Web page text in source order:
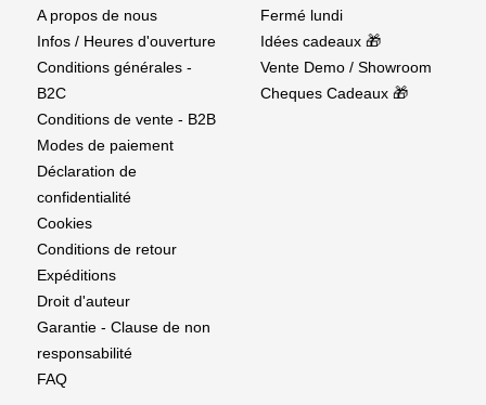
A propos de nous
Infos / Heures d'ouverture
Conditions générales -
B2C
Conditions de vente - B2B
Modes de paiement
Déclaration de
confidentialité
Cookies
Conditions de retour
Expéditions
Droit d'auteur
Garantie - Clause de non
responsabilité
FAQ
Fermé lundi
Idées cadeaux 🎁
Vente Demo / Showroom
Cheques Cadeaux 🎁